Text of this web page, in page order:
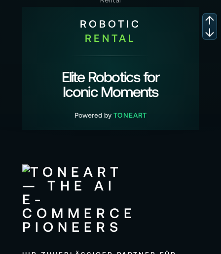
ROBOTIC
RENTAL
Elite Robotics for
Iconic Moments
Powered by TONEART